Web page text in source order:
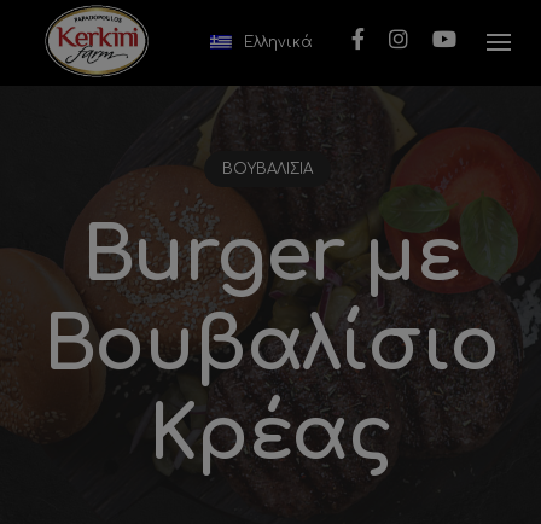
Skip to content
Ελληνικά
ΒΟΥΒΑΛΊΣΙΑ
Burger µε
Bουβαλίσιο
Κρέας